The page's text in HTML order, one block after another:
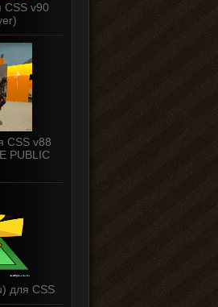
CSS v90
CSS v88
PUBLIC
для CSS